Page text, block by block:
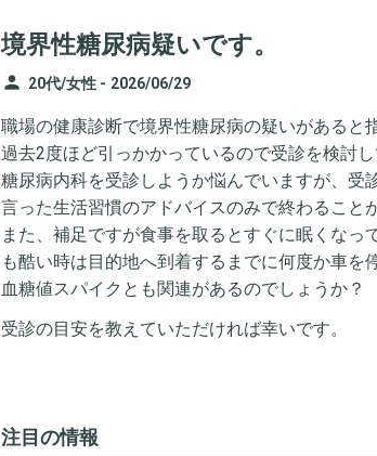
境界性糖尿病疑いです。
person 20代/女性 - 2026/06/29
職場の健康診断で境界性糖尿病の疑いがあると
過去2度ほど引っかかっているので受診を検討
糖尿病内科を受診しようか悩んでいますが、受
言った生活習慣のアドバイスのみで終わること
また、補足ですが食事を取るとすぐに眠くな
も酷い時は目的地へ到着するまでに何度か車を
血糖値スパイクとも関連があるのでしょうか？
受診の目安を教えていただければ幸いです。
注目の情報